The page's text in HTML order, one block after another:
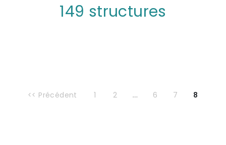
149 structures
<< Précédent 1 2 … 6 7 8